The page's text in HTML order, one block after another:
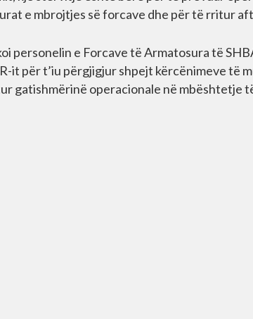
e mbrojtjes së forcave dhe për të rritur
personelin e Forcave të Armatosura të
it për t’iu përgjigjur shpejt kërcënimeve të
gatishmërinë operacionale në mbështetje